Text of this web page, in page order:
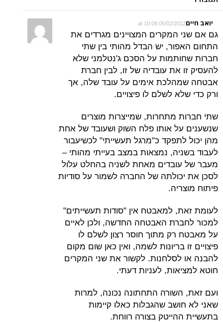
05/02/2012 at
המצויינים מגרדים את
יש הבדל מהותי בין שתי
על הסכם ג'נטלמני שלא
את עובדיה של זו, לבין חברת
אימים על עובד שלה, אך
לשלם לו פיצויים.
מתחרות, שמייצרות מוצרים
אותו פלח השוק ושעובד של אחת
כ"מרגל תעשייתי" לכשיעבור
נמצאות במצב בעייתי מהותי –
מאחת לשניה בהחלט עלול
של החברה לשמור על סודיות
למאבטח אין "סודות תעשייתים"
האבטחה החדשה, ולכן לאיים
מתוך חוסר רצון לשלם לו
בריונות לשמה, ואין כאן שום מקום
לקשור את שני המקרים
לעניות דעתי.
התחתונה נכונה, למרות
שהגבלות כאלו קיימות
בצורה רווחת.